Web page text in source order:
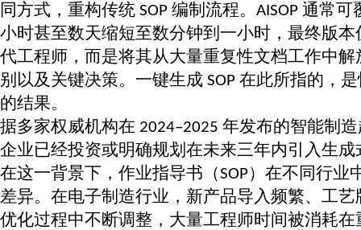
同方式，重构传统 SOP 编制流程。 AISOP 通常可
小时甚至数天缩短至数分钟到一小时，最终版
代工程师，而是将其从大量重复性文档工作中
别以及关键决策。一键生成 SOP 在此所指的，
的结果。
据多家权威机构在 2024–2025 年发布的智能制
企业已经投资或明确规划在未来三年内引入生
在这一背景下，作业指导书（SOP）在不同行业
差异。在电子制造行业，新产品导入频繁、工
优化过程中不断调整，大量工程师时间被消耗